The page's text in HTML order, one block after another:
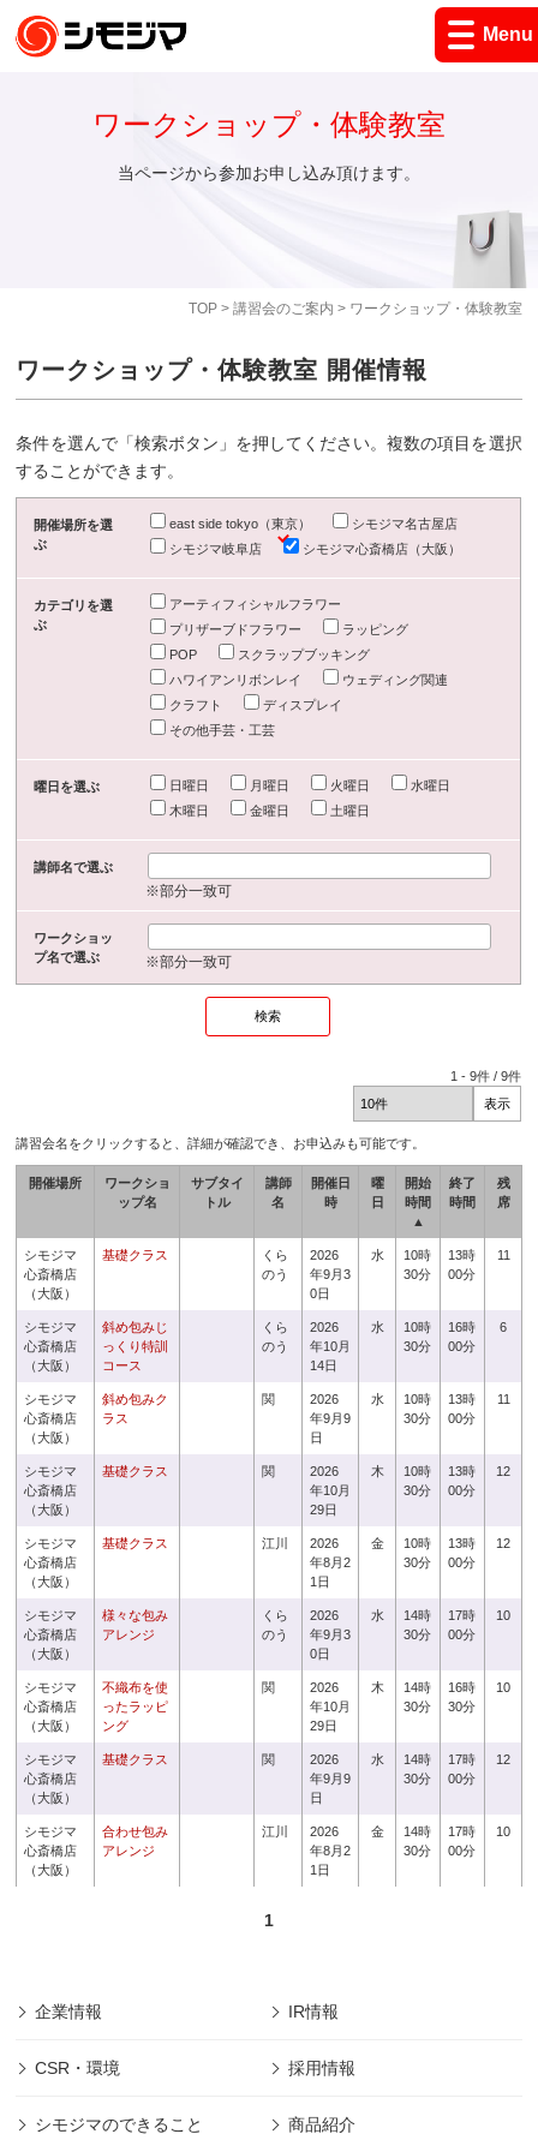
Menu
TOP> 講習会のご案内 > ワークショップ・体験教室
ワークショップ・体験教室
当ページから参加お申し込み頂けます。
ワークショップ・体験教室 開催情報
条件を選んで「検索ボタン」を押してください。複数の項目を選択
することができます。
開催場所を選
ぶ
east side tokyo（東京）
シモジマ名古屋店
シモジマ岐阜店
シモジマ心斎橋店（大阪）
カテゴリを選
ぶ
アーティフィシャルフラワー
プリザーブドフラワー
ラッピング
POP
スクラップブッキング
ハワイアンリボンレイ
ウェディング関連
クラフト
ディスプレイ
その他手芸・工芸
曜日を選ぶ 日曜日 月曜日 火曜日
水曜日
木曜日
金曜日 土曜日
講師名で選ぶ
※部分一致可
ワークショッ
プ名で選ぶ
※部分一致可
1 -9件 /9件
講習会名をクリックすると、詳細が確認でき、お申込みも可能です。
開催場所
ワークショ
ップ名
サブタイ
トル
講師
名
開催日
時
曜
日
開始
時間
▲
終了
時間
残
席
シモジマ
心斎橋店
（大阪）
基礎クラス
くら
のう
2026
年9月3
0日
水
10時
30分
13時
00分
11
シモジマ
心斎橋店
（大阪）
斜め包みじ
っくり特訓
コース
くら
のう
2026
年10月
14日
水
10時
30分
16時
00分
6
シモジマ
心斎橋店
（大阪）
斜め包みク
ラス
関
2026
年9月9
日
水
10時
30分
13時
00分
11
シモジマ
心斎橋店
（大阪）
基礎クラス 関
2026
年10月
29日
木
10時
30分
13時
00分
12
シモジマ
心斎橋店
（大阪）
基礎クラス 江川
2026
年8月2
1日
金
10時
30分
13時
00分
12
シモジマ
心斎橋店
（大阪）
様々な包み
アレンジ
くら
のう
2026
年9月3
0日
水
14時
30分
17時
00分
10
シモジマ
心斎橋店
（大阪）
不織布を使
ったラッピ
ング
関
2026
年10月
29日
木
14時
30分
16時
30分
10
シモジマ
心斎橋店
（大阪）
基礎クラス 関
2026
年9月9
日
水
14時
30分
17時
00分
12
シモジマ
心斎橋店
（大阪）
合わせ包み
アレンジ
江川
2026
年8月2
1日
金
14時
30分
17時
00分
10
1
企業情報 IR情報
CSR・環境 採用情報
シモジマのできること 商品紹介